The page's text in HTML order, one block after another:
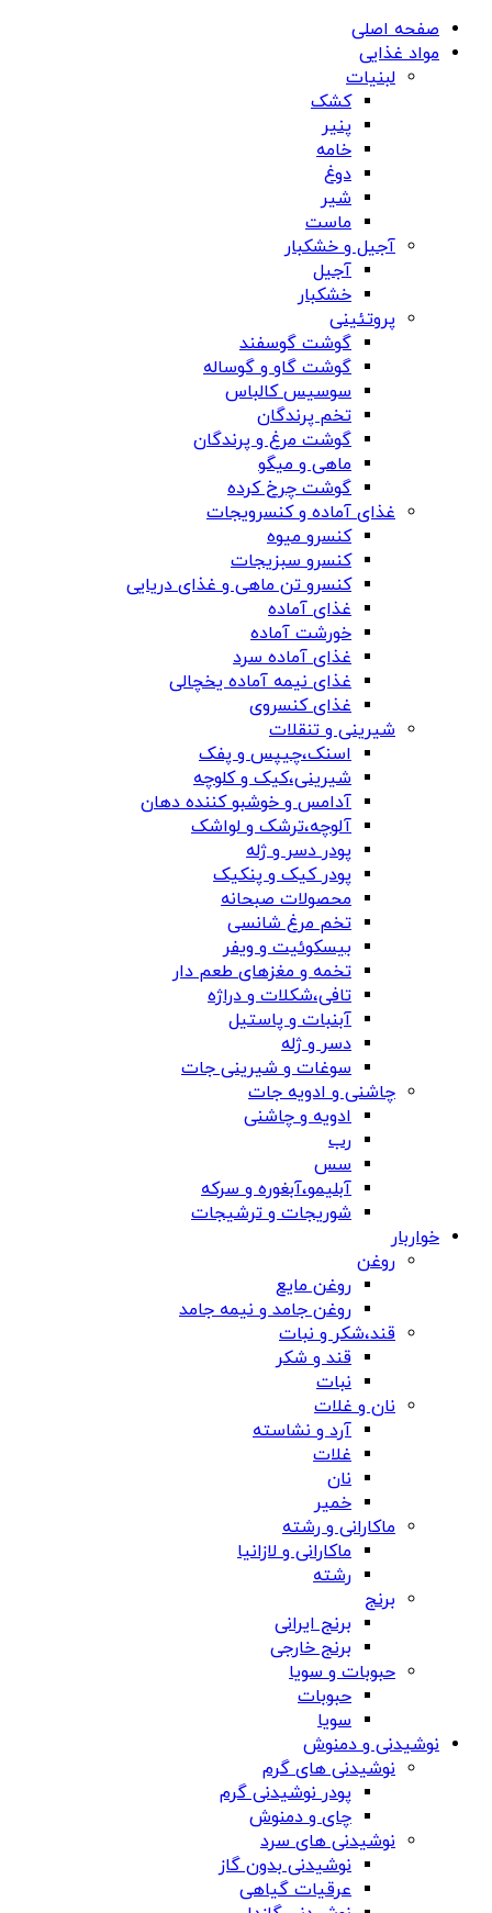
صفحه اصلی
مواد غذایی
لبنیات
کشک
پنیر
خامه
دوغ
شیر
ماست
آجیل و خشکبار
آجیل
خشکبار
پروتئینی
گوشت گوسفند
گوشت گاو و گوساله
سوسیس کالباس
تخم پرندگان
گوشت مرغ و پرندگان
ماهی و میگو
گوشت چرخ کرده
غذای آماده و کنسرویجات
کنسرو میوه
کنسرو سبزیجات
کنسرو تن ماهی و غذای دریایی
غذای آماده
خورشت آماده
غذای آماده سرد
غذای نیمه آماده یخچالی
غذای کنسروی
شیرینی و تنقلات
اسنک،چیپس و پفک
شیرینی،کیک و کلوچه
آدامس و خوشبو کننده دهان
آلوچه،ترشک و لواشک
پودر دسر و ژله
پودر کیک و پنکیک
محصولات صبحانه
تخم مرغ شانسی
بیسکوئیت و ویفر
تخمه و مغزهای طعم دار
تافی،شکلات و دراژه
آبنبات و پاستیل
دسر و ژله
سوغات و شیرینی جات
چاشنی و ادویه جات
ادویه و چاشنی
رب
سس
آبلیمو،آبغوره و سرکه
شوریجات و ترشیجات
خواربار
روغن
روغن مایع
روغن جامد و نیمه جامد
قند،شکر و نبات
قند و شکر
نبات
نان و غلات
آرد و نشاسته
غلات
نان
خمیر
ماکارانی و رشته
ماکارانی و لازانیا
رشته
برنج
برنج ایرانی
برنج خارجی
حبوبات و سویا
حبوبات
سویا
نوشیدنی و دمنوش
نوشیدنی های گرم
پودر نوشیدنی گرم
چای و دمنوش
نوشیدنی های سرد
نوشیدنی بدون گاز
عرقیات گیاهی